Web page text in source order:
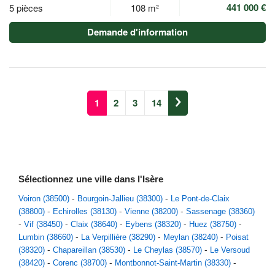
5 pièces 108 m²
441 000 €
Demande d'information
1 2 3 14
Sélectionnez une ville dans l'Isère
Voiron (38500) Bourgoin-Jallieu (38300)
Le Pont-de-Claix
(38800)
Echirolles (38130) Vienne (38200)
Sassenage (38360)
Vif (38450)
Claix (38640) Eybens (38320)
Huez (38750)
Lumbin (38660)
La Verpillière (38290) Meylan (38240)
Poisat
(38320)
Chapareillan (38530) Le Cheylas (38570)
Le Versoud
(38420)
Corenc (38700)
Montbonnot-Saint-Martin (38330)